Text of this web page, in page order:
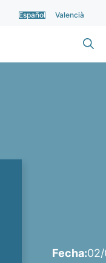
Español Valencià
Fecha: